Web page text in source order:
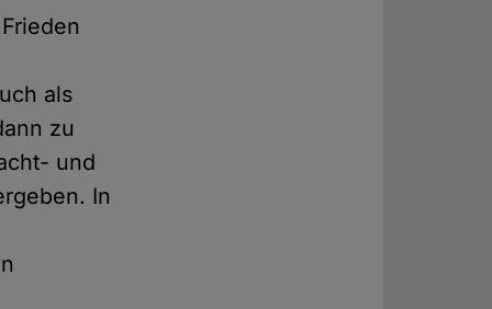
als
zu
und
In